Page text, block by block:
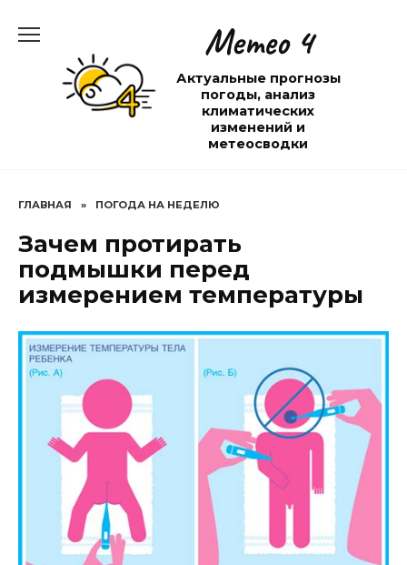
содержанию
Метео 4
Актуальные прогнозы
погоды, анализ
климатических
изменений и
метеосводки
ГЛАВНАЯ » ПОГОДА НА НЕДЕЛЮ
Зачем протирать
подмышки перед
измерением температуры